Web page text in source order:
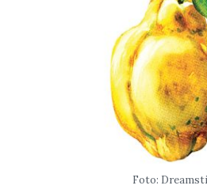
Foto: